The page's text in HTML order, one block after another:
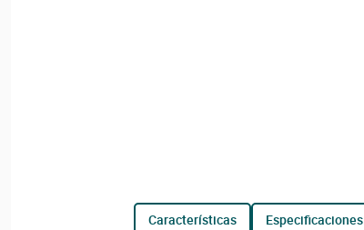
características especificaciones